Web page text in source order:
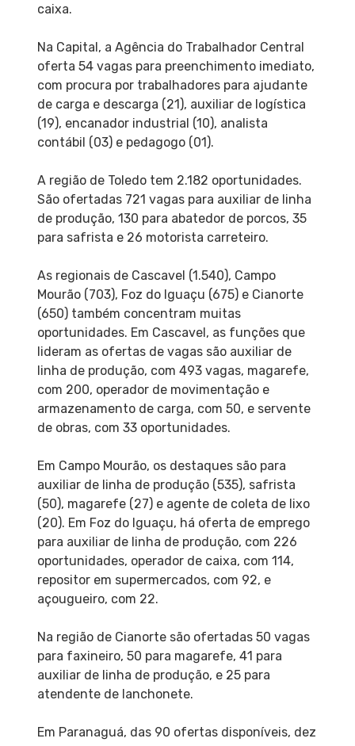
caixa.
Na Capital, a Agência do Trabalhador Central
oferta 54 vagas para preenchimento imediato,
com procura por trabalhadores para ajudante
de carga e descarga (21), auxiliar de logística
(19), encanador industrial (10), analista
contábil (03) e pedagogo (01).
A região de Toledo tem 2.182 oportunidades.
São ofertadas 721 vagas para auxiliar de linha
de produção, 130 para abatedor de porcos, 35
para safrista e 26 motorista carreteiro.
As regionais de Cascavel (1.540), Campo
Mourão (703), Foz do Iguaçu (675) e Cianorte
(650) também concentram muitas
oportunidades. Em Cascavel, as funções que
lideram as ofertas de vagas são auxiliar de
linha de produção, com 493 vagas, magarefe,
com 200, operador de movimentação e
armazenamento de carga, com 50, e servente
de obras, com 33 oportunidades.
Em Campo Mourão, os destaques são para
auxiliar de linha de produção (535), safrista
(50), magarefe (27) e agente de coleta de lixo
(20). Em Foz do Iguaçu, há oferta de emprego
para auxiliar de linha de produção, com 226
oportunidades, operador de caixa, com 114,
repositor em supermercados, com 92, e
açougueiro, com 22.
Na região de Cianorte são ofertadas 50 vagas
para faxineiro, 50 para magarefe, 41 para
auxiliar de linha de produção, e 25 para
atendente de lanchonete.
Em Paranaguá, das 90 ofertas disponíveis, dez